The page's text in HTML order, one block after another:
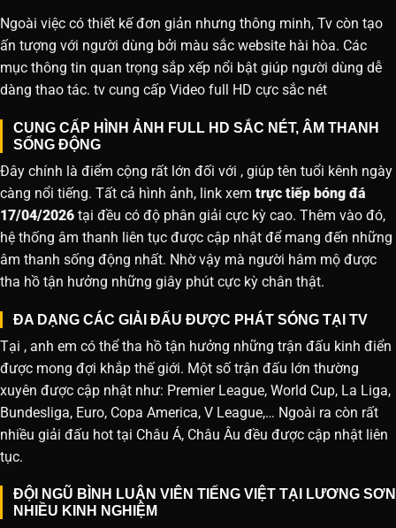
Ngoài việc có thiết kế đơn giản nhưng thông minh, Tv còn tạo
ấn tượng với người dùng bởi màu sắc website hài hòa. Các
mục thông tin quan trọng sắp xếp nổi bật giúp người dùng dễ
dàng thao tác. tv cung cấp Video full HD cực sắc nét
CUNG CẤP HÌNH ẢNH FULL HD SẮC NÉT, ÂM THANH
SỐNG ĐỘNG
Đây chính là điểm cộng rất lớn đối với , giúp tên tuổi kênh ngày
càng nổi tiếng. Tất cả hình ảnh, link xem trực tiếp bóng đá
17/04/2026 tại đều có độ phân giải cực kỳ cao. Thêm vào đó,
hệ thống âm thanh liên tục được cập nhật để mang đến những
âm thanh sống động nhất. Nhờ vậy mà người hâm mộ được
tha hồ tận hưởng những giây phút cực kỳ chân thật.
ĐA DẠNG CÁC GIẢI ĐẤU ĐƯỢC PHÁT SÓNG TẠI TV
Tại , anh em có thể tha hồ tận hưởng những trận đấu kinh điển
được mong đợi khắp thế giới. Một số trận đấu lớn thường
xuyên được cập nhật như: Premier League, World Cup, La Liga,
Bundesliga, Euro, Copa America, V League,… Ngoài ra còn rất
nhiều giải đấu hot tại Châu Á, Châu Âu đều được cập nhật liên
tục.
ĐỘI NGŨ BÌNH LUẬN VIÊN TIẾNG VIỆT TẠI LƯƠNG SƠN
NHIỀU KINH NGHIỆM